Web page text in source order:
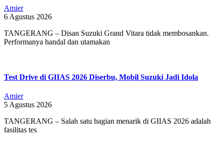
Amier
6 Agustus 2026
TANGERANG – Disan Suzuki Grand Vitara tidak membosankan.
Performanya handal dan utamakan
Test Drive di GIIAS 2026 Diserbu, Mobil Suzuki Jadi Idola
Amier
5 Agustus 2026
TANGERANG – Salah satu bagian menarik di GIIAS 2026 adalah
fasilitas tes